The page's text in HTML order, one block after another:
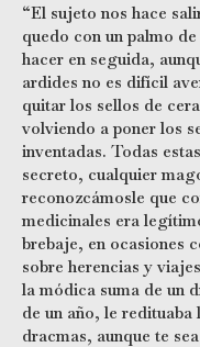
“El sujeto nos hace
quedo con un palmo
hacer en seguida,
ardides no es difícil
quitar los sellos de
volviendo a poner los
inventadas. Todas
secreto, cualquier
reconozcámosle que
medicinales era
brebaje, en ocasiones
sobre herencias y
la módica suma de un
de un año, le
dracmas, aunque te